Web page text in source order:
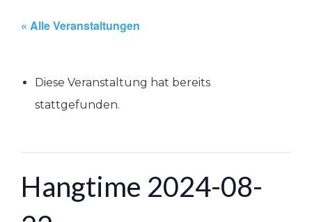
« Alle Veranstaltungen
Diese Veranstaltung hat bereits
stattgefunden.
Hangtime 2024-08-